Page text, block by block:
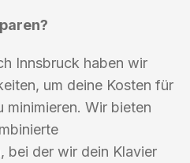
Innsbruck haben wir
um deine Kosten für
minimieren. Wir bieten
bei der wir dein Klavier